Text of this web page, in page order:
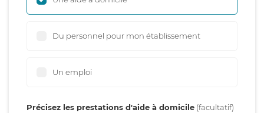
Du personnel pour mon établissement
Un emploi
Précisez les prestations d'aide à domicile